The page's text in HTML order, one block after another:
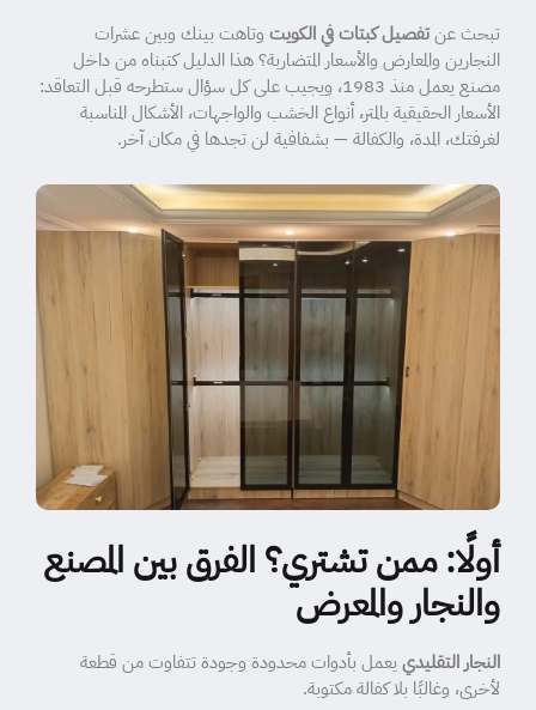
تبحث عنتفصيل كبتات في الكويت وتاهت بينك وبين عشرات
النجارين والمعارض والأسعار المتضاربة؟ هذا الدليل كتبناه من داخل
مصنع يعمل منذ 1983، ويجيب على كل سؤال ستطرحه قبل التعاقد:
الأسعار الحقيقية بالمتر، أنواع الخشب والواجهات، الأشكال المناسبة
لغرفتك، المدة، والكفالة — بشفافية لن تجدها في مكان آخر.
أولًا: ممن تشتري؟ الفرق بين المصنع
والنجار والمعرض
النجار التقليدي يعمل بأدوات محدودة وجودة تتفاوت من قطعة
لأخرى، وغالبًا بلا كفالة مكتوبة.